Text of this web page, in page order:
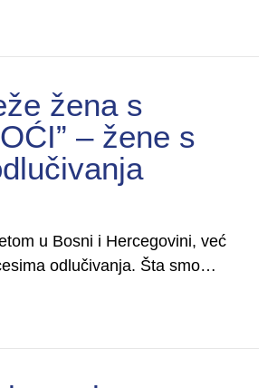
organizacija osoba s invaliditetom
žena s
– žene s
u Bosni i Hercegovini, već
odlučivanja. Šta smo…
JE KAMPANJA Mreže žena s